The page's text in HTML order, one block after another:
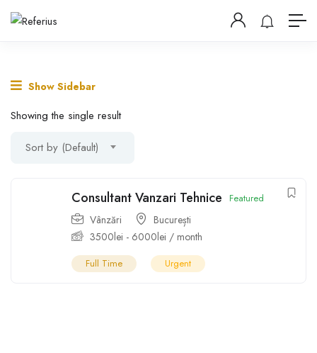
Show Sidebar
Showing the single result
Sort by (Default)
Consultant Vanzari Tehnice Featured
Vânzări
București
3500lei - 6000lei / month
Full Time Urgent